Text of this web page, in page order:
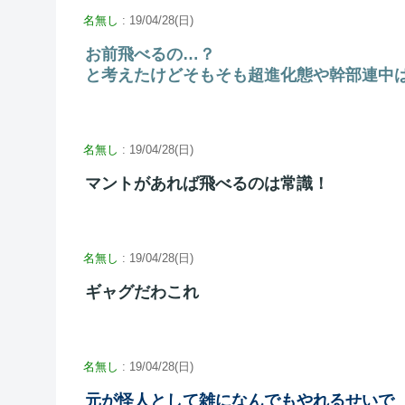
名無し : 19/04/28(日)
お前飛べるの…？
と考えたけどそもそも超進化態や幹部連中
名無し : 19/04/28(日)
マントがあれば飛べるのは常識！
名無し : 19/04/28(日)
ギャグだわこれ
名無し : 19/04/28(日)
元が怪人として雑になんでもやれるせいで